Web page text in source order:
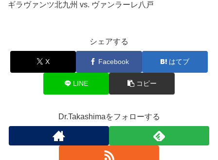
ギラヴァンツ北九州 vs. ヴァンラーレ八戸
シェアする
X Facebook はてブ
LINE コピー
Dr.Takashimaをフォローする